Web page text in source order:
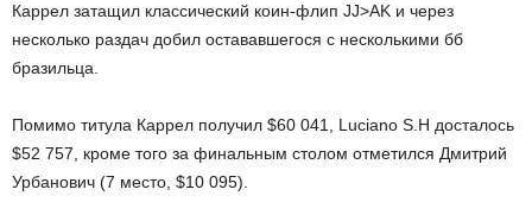
Каррел затащил классический коин-флип JJ>AK и через
несколько раздач добил остававшегося с несколькими бб
бразильца.
Помимо титула Каррел получил $60 041, Luciano S.H досталось
$52 757, кроме того за финальным столом отметился Дмитрий
Урбанович (7 место, $10 095).